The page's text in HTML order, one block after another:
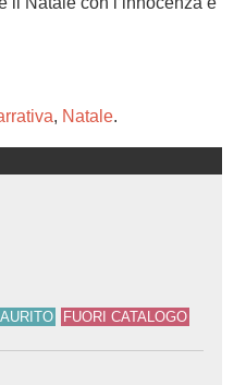
, Natale.
FUORI CATALOGO